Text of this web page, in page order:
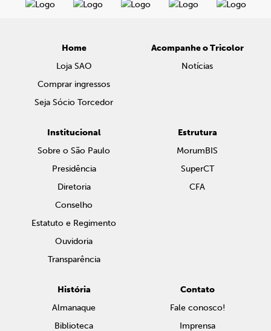
Home
Loja SAO
Comprar ingressos
Seja Sócio Torcedor
Acompanhe o Tricolor
Notícias
Institucional
Sobre o São Paulo
Presidência
Diretoria
Conselho
Estatuto e Regimento
Ouvidoria
Transparência
Estrutura
MorumBIS
SuperCT
CFA
História
Almanaque
Biblioteca
Contato
Fale conosco!
Imprensa